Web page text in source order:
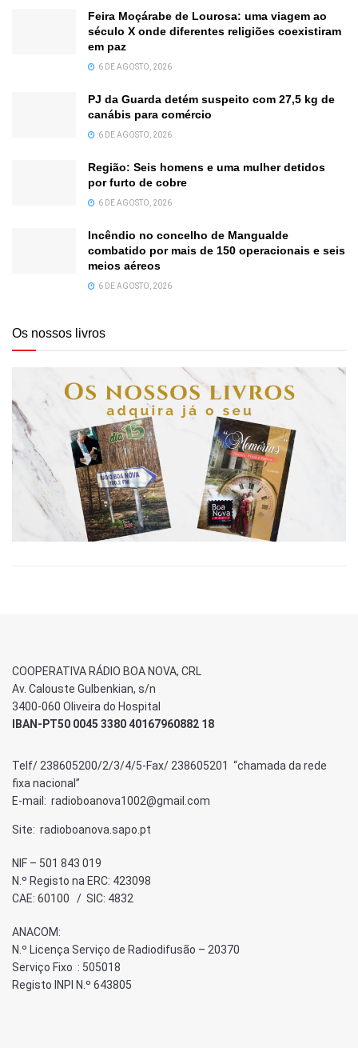
Feira Moçárabe de Lourosa: uma viagem ao
século X onde diferentes religiões coexistiram
em paz
6 DE AGOSTO, 2026
PJ da Guarda detém suspeito com 27,5 kg de
canábis para comércio
6 DE AGOSTO, 2026
Região: Seis homens e uma mulher detidos
por furto de cobre
6 DE AGOSTO, 2026
Incêndio no concelho de Mangualde
combatido por mais de 150 operacionais e seis
meios aéreos
6 DE AGOSTO, 2026
Os nossos livros
COOPERATIVA RÁDIO BOA NOVA, CRL
Av. Calouste Gulbenkian, s/n
3400-060 Oliveira do Hospital
IBAN-PT50 0045 3380 40167960882 18
Telf/ 238605200/2/3/4/5-Fax/ 238605201 “chamada da rede
fixa nacional”
E-mail: radioboanova1002@gmail.com
Site: radioboanova.sapo.pt
NIF – 501 843 019
N.º Registo na ERC: 423098
CAE: 60100 / SIC: 4832
ANACOM:
N.º Licença Serviço de Radiodifusão – 20370
Serviço Fixo : 505018
Registo INPI N.º 643805